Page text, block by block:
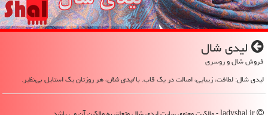
لیدی شال
فروش شال و روسری
لیدی شال: لطافت، زیبایی، اصالت در یک قاب. بالیدی شال، هر روزتان یک استایل بی‌نظیر.